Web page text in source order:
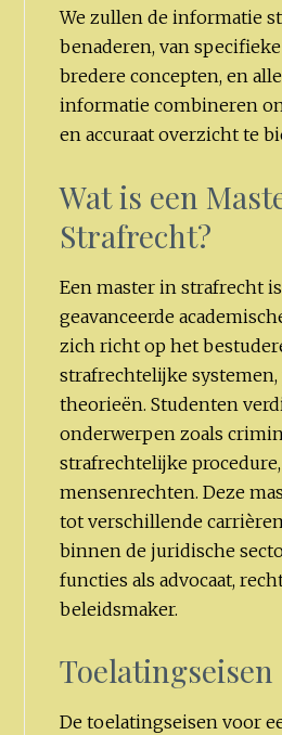
We zullen de informatie
benaderen, van
bredere concepten, en
informatie combineren
en accuraat overzicht te
Wat is een
Strafrecht?
Een master in strafrecht
geavanceerde
zich richt op het
strafrechtelijke systemen,
theorieën. Studenten
onderwerpen zoals
strafrechtelijke
mensenrechten. Deze
tot verschillende
binnen de juridische
functies als advocaat,
beleidsmaker.
Toelatingseisen
De toelatingseisen voor